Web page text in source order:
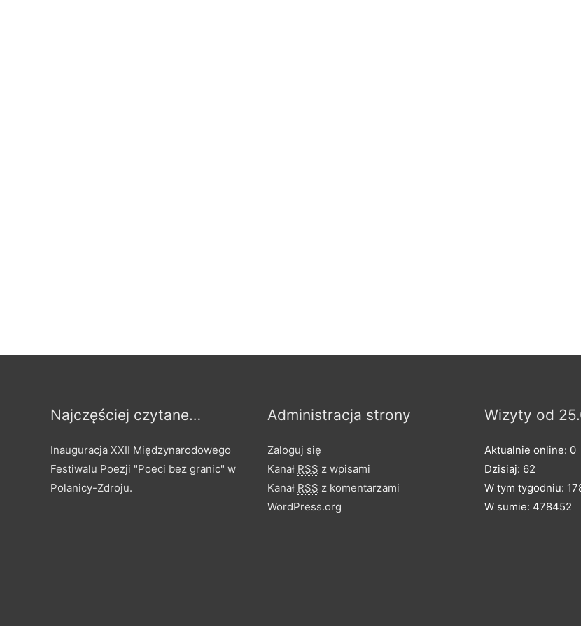
Najczęściej czytane…
Inauguracja XXII Międzynarodowego
Festiwalu Poezji "Poeci bez granic" w
Polanicy-Zdroju.
Administracja strony
Zaloguj się
Kanał RSS z wpisami
Kanał RSS z komentarzami
WordPress.org
Wizyty od
Aktualnie online: 0
Dzisiaj: 62
W tym tygodniu:
W sumie: 478452